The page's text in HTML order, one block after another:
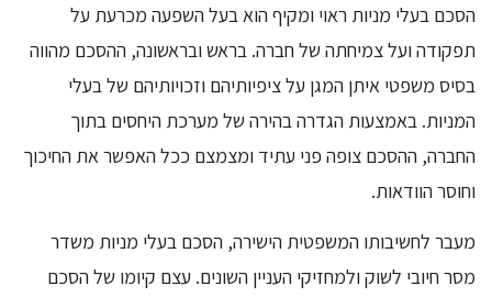
הסכם בעלי מניות ראוי ומקיף הוא בעל השפעה מכרעת על
תפקודה ועל צמיחתה של חברה. בראש ובראשונה, ההסכם מהווה
בסיס משפטי איתן המגן על ציפיותיהם וזכויותיהם של בעלי
המניות. באמצעות הגדרה בהירה של מערכת היחסים בתוך
החברה, ההסכם צופה פני עתיד ומצמצם ככל האפשר את החיכוך
וחוסר הוודאות.
מעבר לחשיבותו המשפטית הישירה, הסכם בעלי מניות משדר
מסר חיובי לשוק ולמחזיקי העניין השונים. עצם קיומו של הסכם